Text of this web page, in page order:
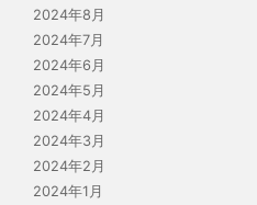
2024年8月
2024年7月
2024年6月
2024年5月
2024年4月
2024年3月
2024年2月
2024年1月